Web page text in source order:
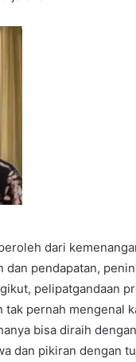
dari
dan pendapatan,
pelipatgandaan
tak pernah mengenal
bisa diraih dengan
dan pikiran dengan